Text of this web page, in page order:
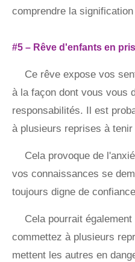
comprendre la
#5 – Rêve d'enfants en
Ce rêve expose vos
à la façon dont vous vous
responsabilités. Il est
à plusieurs reprises à
Cela provoque de
vos connaissances se
toujours digne de
Cela pourrait
commettez à plusieurs
mettent les autres en